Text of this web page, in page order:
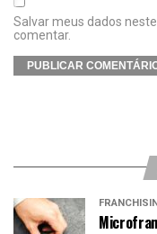
Salvar meus dados
comentar.